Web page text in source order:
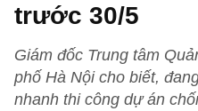
trước 30/5
Giám đốc Trung tâm
phố Hà Nội cho biết,
nhanh thi công dự án